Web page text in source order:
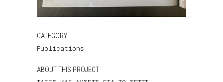
CATEGORY
Publications
ABOUT THIS PROJECT